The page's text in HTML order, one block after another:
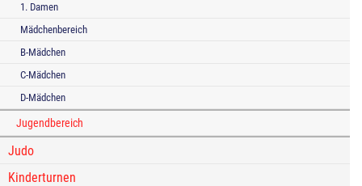
1. Damen
Mädchenbereich
B-Mädchen
C-Mädchen
D-Mädchen
Jugendbereich
Judo
Kinderturnen